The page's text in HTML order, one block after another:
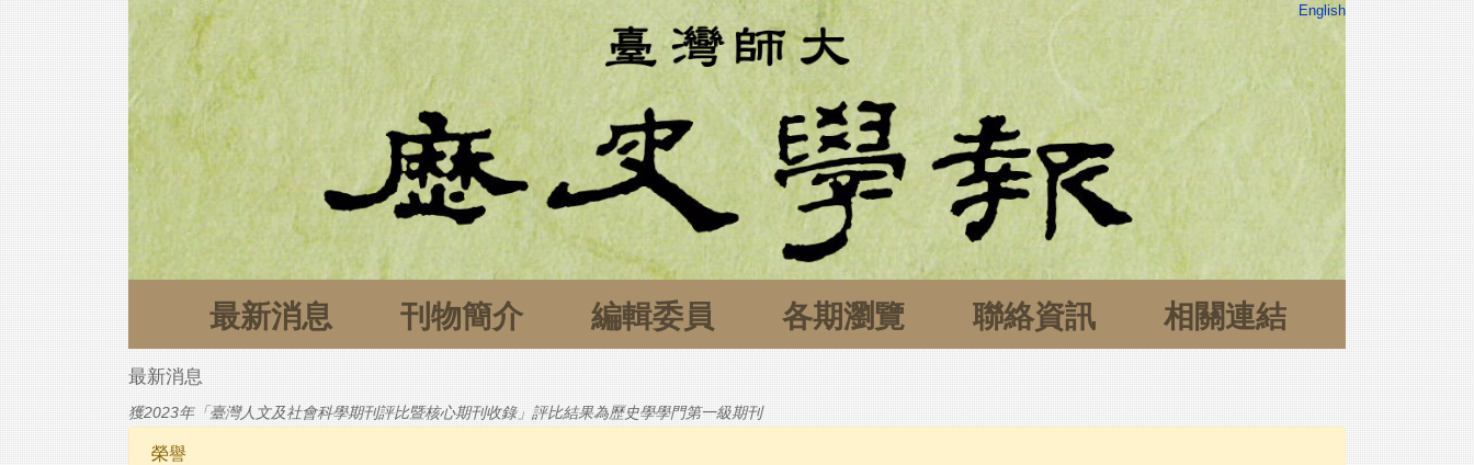
English
最新消息 刊物簡介 編輯委員 各期瀏覽 聯絡資訊 相關連結
最新消息
獲2023年「臺灣人文及社會科學期刊評比暨核心期刊收錄」評比結果為歷史學學門第一級期刊
榮譽